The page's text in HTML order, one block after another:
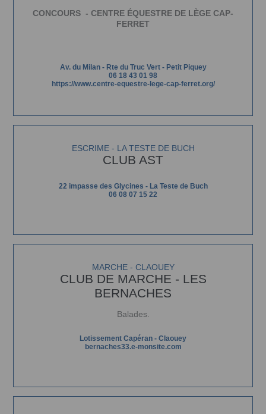
CONCOURS - CENTRE ÉQUESTRE DE LÈGE CAP-
FERRET
Av. du Milan - Rte du Truc Vert - Petit Piquey
06 18 43 01 98
https://www.centre-equestre-lege-cap-ferret.org/
ESCRIME - LA TESTE DE BUCH
CLUB AST
22 impasse des Glycines - La Teste de Buch
06 08 07 15 22
MARCHE - CLAOUEY
CLUB DE MARCHE - LES
BERNACHES
Balades.
Lotissement Capéran - Claouey
bernaches33.e-monsite.com